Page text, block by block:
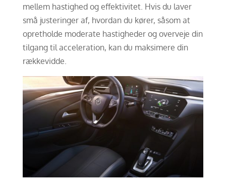
mellem hastighed og effektivitet. Hvis du laver
små justeringer af, hvordan du kører, såsom at
opretholde moderate hastigheder og overveje din
tilgang til acceleration, kan du maksimere din
rækkevidde.